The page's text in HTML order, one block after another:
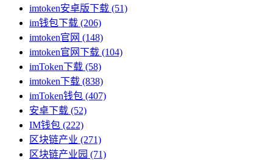
imtoken安卓版下载 (51)
im钱包下载 (206)
imtoken官网 (148)
imtoken官网下载 (104)
imToken下载 (58)
imtoken下载 (838)
imToken钱包 (407)
安卓下载 (52)
IM钱包 (222)
区块链产业 (271)
区块链产业园 (71)